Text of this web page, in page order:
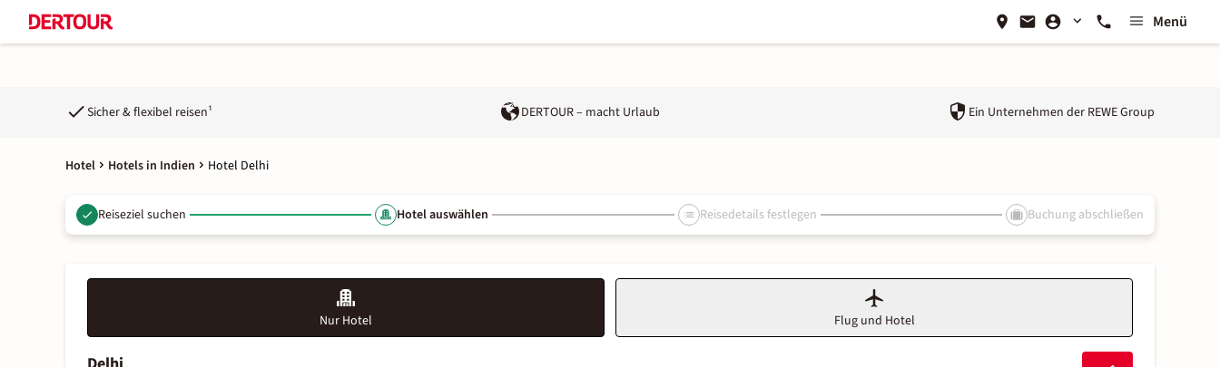
Menü
Sicher & flexibel reisen¹ DERTOUR – macht Urlaub Ein Unternehmen der REWE Group
Hotel Hotels in Indien Hotel Delhi
Reiseziel suchen Hotel auswählen Reisedetails festlegen Buchung abschließen
Nur Hotel Flug und Hotel